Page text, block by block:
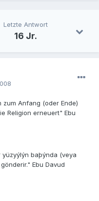
Letzte Antwort
16 Jr.
Anfang (oder Ende)
Religion erneuert" Ebu
baþýnda (veya
Ebu Davud